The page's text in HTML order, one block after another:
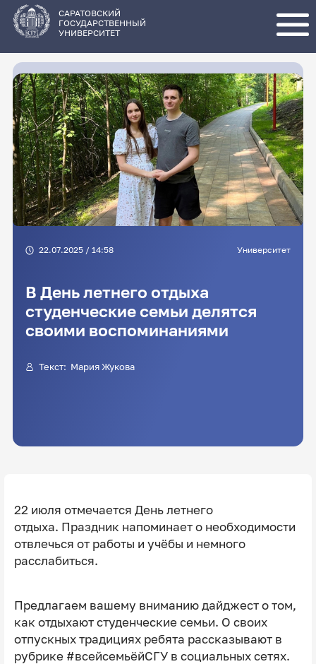
основному
содержанию
САРАТОВСКИЙ
ГОСУДАРСТВЕННЫЙ
УНИВЕРСИТЕТ
22.07.2025 / 14:58 Университет
В День летнего отдыха
студенческие семьи делятся
своими воспоминаниями
Текст: Мария Жукова
22 июля отмечается День летнего
отдыха. Праздник напоминает о необходимости
отвлечься от работы и учёбы и немного
расслабиться.
Предлагаем вашему вниманию дайджест о том,
как отдыхают студенческие семьи. О своих
отпускных традициях ребята рассказывают в
рубрике #всейсемьёйСГУ в социальных сетях.